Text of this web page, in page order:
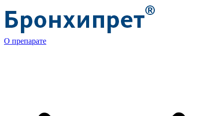
О препарате